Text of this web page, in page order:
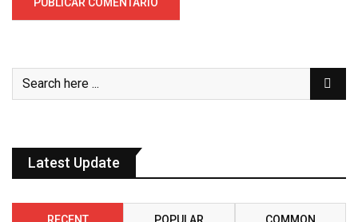
Latest Update